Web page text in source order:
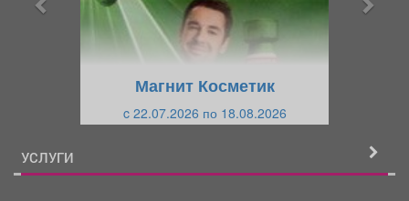
Магнит Косметик
c 22.07.2026 по 18.08.2026
УСЛУГИ